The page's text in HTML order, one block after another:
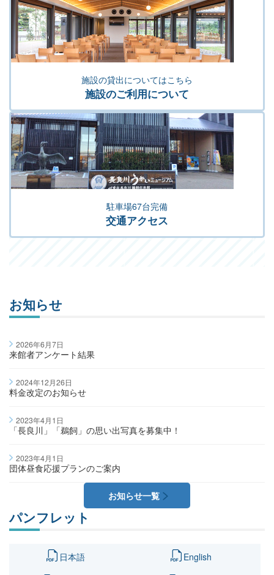
施設の貸出についてはこちら
施設のご利用について
駐車場67台完備
交通アクセス
お知らせ
来館者アンケート結果
2026年6月7日
料金改定のお知らせ
2024年12月26日
「長良川」「鵜飼」の思い出写真を募集中！
2023年4月1日
団体昼食応援プランのご案内
2023年4月1日
お知らせ一覧
パンフレット
日本語 English